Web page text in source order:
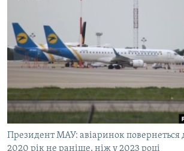
СПЕЦПРОЕКТИ
ДЕПОРТАЦІЯ
СВІДЧЕННЯ ОКУПАЦІЇ
УКРАЇНСЬКА ПРОБЛЕМА КРИМУ
ІНФОГРАФІКА
ЯК ОБІЙТИ БЛОКУВАННЯ
Русский
Qırımtatar
ДОЛУЧАЙСЯ!
Президент МАУ: авіаринок повернеться
2020 рік не раніше, ніж у 2023 році